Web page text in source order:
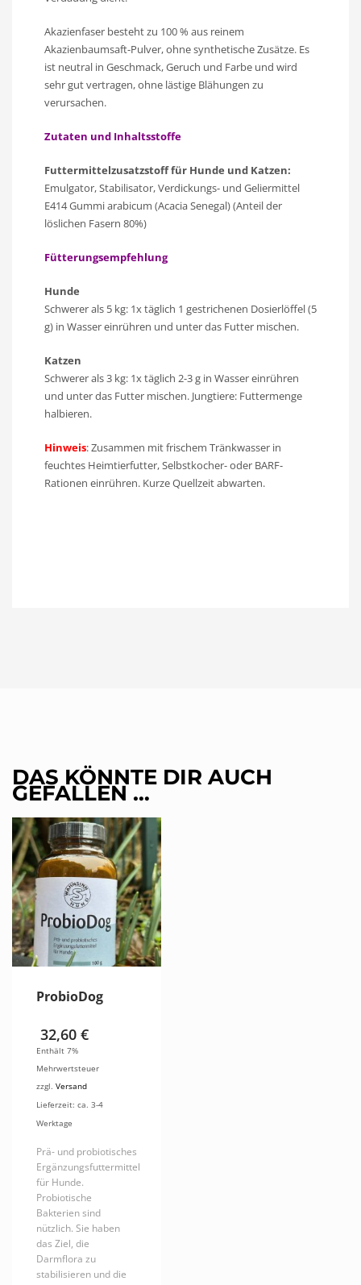
Akazienfaser besteht zu 100 % aus reinem
Akazienbaumsaft-Pulver, ohne synthetische Zusätze. Es
ist neutral in Geschmack, Geruch und Farbe und wird
sehr gut vertragen, ohne lästige Blähungen zu
verursachen.
Zutaten und Inhaltsstoffe
Futtermittelzusatzstoff für Hunde und Katzen:
Emulgator, Stabilisator, Verdickungs- und Geliermittel
E414 Gummi arabicum (Acacia Senegal) (Anteil der
löslichen Fasern 80%)
Fütterungsempfehlung
Hunde
Schwerer als 5 kg: 1x täglich 1 gestrichenen Dosierlöffel (5
g) in Wasser einrühren und unter das Futter mischen.
Katzen
Schwerer als 3 kg: 1x täglich 2-3 g in Wasser einrühren
und unter das Futter mischen. Jungtiere: Futtermenge
halbieren.
Hinweis: Zusammen mit frischem Tränkwasser in
feuchtes Heimtierfutter, Selbstkocher- oder BARF-
Rationen einrühren. Kurze Quellzeit abwarten.
DAS KÖNNTE DIR AUCH
GEFALLEN …
ProbioDog
32,60 €
Enthält 7%
Mehrwertsteuer
zzgl. Versand
Lieferzeit: ca. 3-4
Werktage
Prä- und probiotisches
Ergänzungsfuttermittel
für Hunde.
Probiotische
Bakterien sind
nützlich. Sie haben
das Ziel, die
Darmflora zu
stabilisieren und die